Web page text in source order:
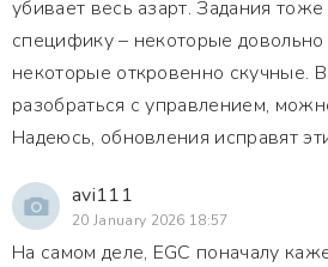
убивает весь азарт. Задания
специфику – некоторые
некоторые откровенно скучные.
разобраться с управлением,
Надеюсь, обновления исправят
avi111
20 January 2026 18:57
На самом деле, EGC поначалу